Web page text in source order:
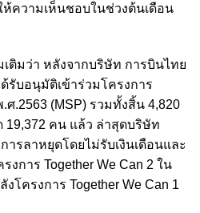
ห้ความเห็นชอบในช่วงต้นเดือน
ติมว่า หลังจากบริษัท การบินไทย
รับอนุมัติเข้าร่วมโครงการ
ศ.2563 (MSP) รวมทั้งสิ้น 4,820
คน แล้ว ล่าสุดบริษัท
ารลาหยุดโดยไม่รับเงินเดือนและ
การ Together We Can 2 ใน
โครงการ Together We Can 1